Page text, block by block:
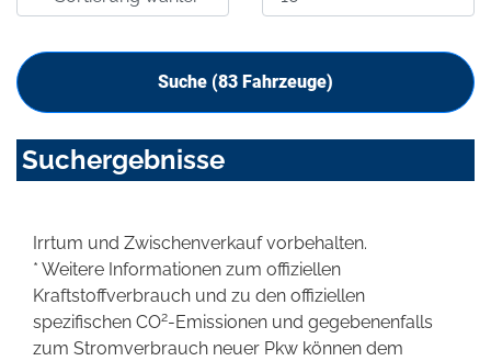
Suche (83 Fahrzeuge)
Suchergebnisse
Irrtum und Zwischenverkauf vorbehalten.
* Weitere Informationen zum offiziellen
Kraftstoffverbrauch und zu den offiziellen
spezifischen CO2-Emissionen und gegebenenfalls
zum Stromverbrauch neuer Pkw können dem